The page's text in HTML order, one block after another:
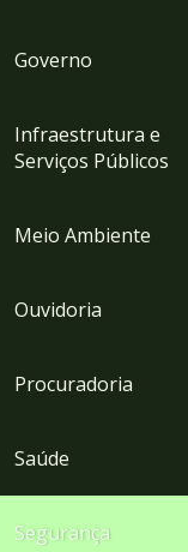
Governo
Infraestrutura e
Serviços Públicos
Meio Ambiente
Ouvidoria
Procuradoria
Saúde
Segurança